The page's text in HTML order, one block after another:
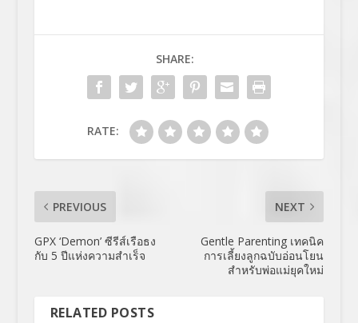
SHARE:
RATE:
PREVIOUS
GPX ‘Demon’ ซีรีส์เรือธง
กับ 5 ปีแห่งความสำเร็จ
NEXT
Gentle Parenting เทคนิค
การเลี้ยงลูกฉบับอ่อนโยน
สำหรับพ่อแม่ยุคใหม่
RELATED POSTS